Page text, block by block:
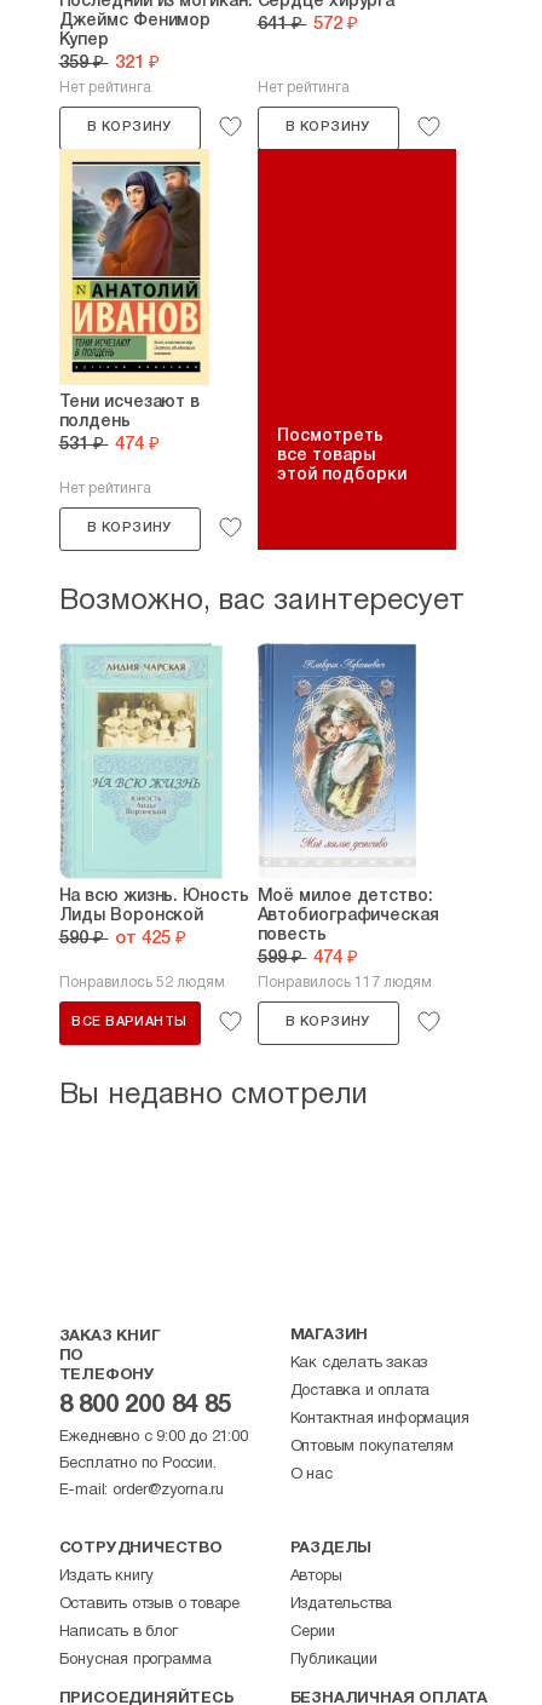
Джеймс Фенимор
Купер
359 ₽ 321 ₽
Нет рейтинга
В КОРЗИНУ
641 ₽ 572 ₽
Нет рейтинга
В КОРЗИНУ
Тени исчезают в
полдень
531 ₽ 474 ₽
Нет рейтинга
В КОРЗИНУ
Посмотреть
все товары
этой подборки
Возможно, вас заинтересует
На всю жизнь. Юность
Лиды Воронской
590 ₽ от 425 ₽
Понравилось 52 людям
ВСЕ ВАРИАНТЫ
Моё милое детство:
Автобиографическая
повесть
599 ₽ 474 ₽
Понравилось 117 людям
В КОРЗИНУ
Вы недавно смотрели
ЗАКАЗ КНИГ
ПО
ТЕЛЕФОНУ
8 800 200 84 85
Ежедневно с 9:00 до 21:00
Бесплатно по России.
E-mail: order@zyorna.ru
МАГАЗИН
Как сделать заказ
Доставка и оплата
Контактная информация
Оптовым покупателям
О нас
СОТРУДНИЧЕСТВО
Издать книгу
Оставить отзыв о товаре
Написать в блог
Бонусная программа
РАЗДЕЛЫ
Авторы
Издательства
Серии
Публикации
ПРИСОЕДИНЯЙТЕСЬ БЕЗНАЛИЧНАЯ ОПЛАТА